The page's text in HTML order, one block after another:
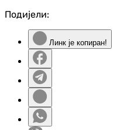
Подијели:
Линк је копиран!